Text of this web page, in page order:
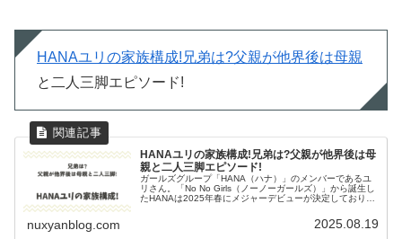
HANAユリの家族構成!兄弟は?父親が他界後は母親
と二人三脚エピソード!
HANAユリの家族構成!兄弟は?父親が他界後は母
親と二人三脚エピソード!
ガールズグループ「HANA（ハナ）」のメンバーであるユ
リさん。「No No Girls（ノーノーガールズ）」から誕生し
たHANAは2025年春にメジャーデビューが決定しており、
nuxyanblog.com 2025.08.19